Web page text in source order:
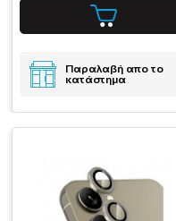
Παραλαβή απο το
κατάστημα